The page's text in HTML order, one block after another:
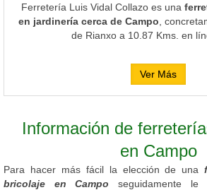
Ferretería Luis Vidal Collazo es una
en jardinería cerca de Campo ,
de Rianxo a 10.87 Kms. en
Ver Más
Información de
en Campo
Para hacer más fácil la elección de una
bricolaje en Campo seguidamente le